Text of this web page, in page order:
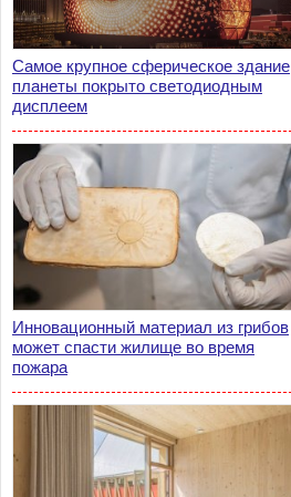
Самое крупное сферическое здание
планеты покрыто светодиодным
дисплеем
Инновационный материал из грибов
может спасти жилище во время
пожара